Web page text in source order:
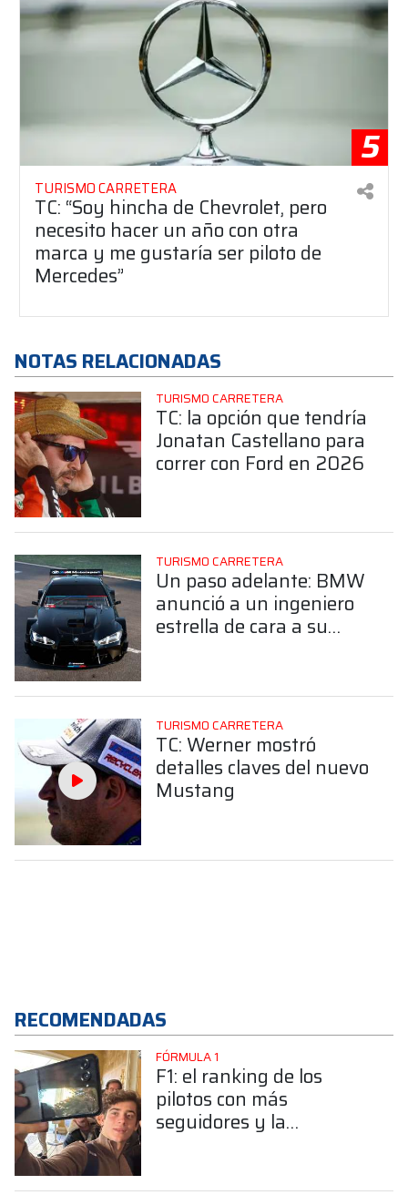
5
TURISMO CARRETERA
TC: “Soy hincha de Chevrolet, pero
necesito hacer un año con otra
marca y me gustaría ser piloto de
Mercedes”
NOTAS RELACIONADAS
TURISMO CARRETERA
TC: la opción que tendría
Jonatan Castellano para
correr con Ford en 2026
TURISMO CARRETERA
Un paso adelante: BMW
anunció a un ingeniero
estrella de cara a su
TURISMO CARRETERA
TC: Werner mostró
detalles claves del nuevo
Mustang
RECOMENDADAS
FÓRMULA 1
F1: el ranking de los
pilotos con más
seguidores y la